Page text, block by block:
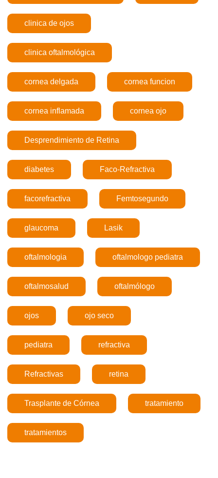
clinica de ojos
clinica oftalmológica
cornea delgada cornea funcion
cornea inflamada cornea ojo
Desprendimiento de Retina
diabetes Faco-Refractiva
facorefractiva Femtosegundo
glaucoma Lasik
oftalmologia oftalmologo pediatra
oftalmosalud oftalmólogo
ojos ojo seco
pediatra refractiva
Refractivas retina
Trasplante de Córnea tratamiento
tratamientos